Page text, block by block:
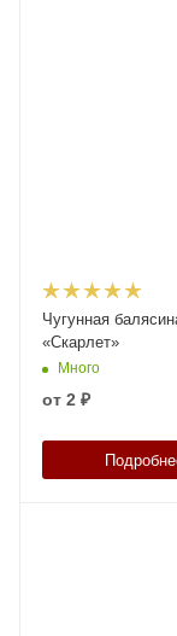
Чугунная
«Скарлет»
Много
от 2 ₽